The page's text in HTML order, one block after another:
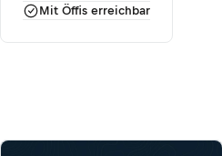
Mit Öffis erreichbar